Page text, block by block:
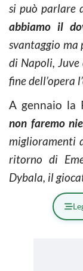
si può parlare
abbiamo il
svantaggio
di Napoli, Juve
fine dell’opera
A gennaio la
non faremo
miglioramenti
ritorno di
Dybala, il